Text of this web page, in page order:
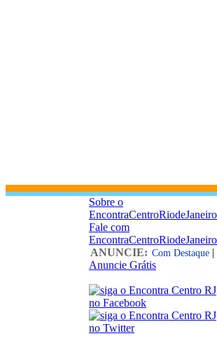
Sobre o
EncontraCentroRiodeJaneiro
Fale com
EncontraCentroRiodeJaneiro
ANUNCIE: Com Destaque |
Anuncie Grátis